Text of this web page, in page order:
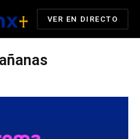
VER EN DIRECTO